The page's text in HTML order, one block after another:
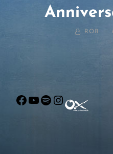
BY ROB
Facebook
YouTube
Spotify
Instagram